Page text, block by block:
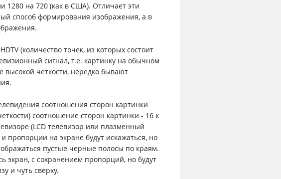
1280 на 720 (как в США). Отличает эти
способ формирования изображения, а в
(количество точек, из которых состоит
сигнал, т.е. картинку на обычном
четкости, нередко бывают
соотношения сторон картинки
соотношение сторон картинки - 16 к
(LCD телевизор или плазменный
пропорции на экране будут искажаться, но
пустые черные полосы по краям.
экран, с сохранением пропорций, но будут
и чуть сверху.